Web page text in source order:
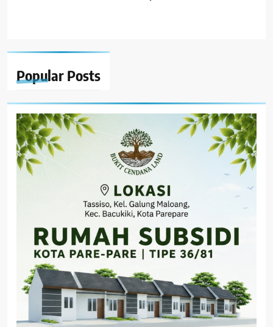
Popular Posts